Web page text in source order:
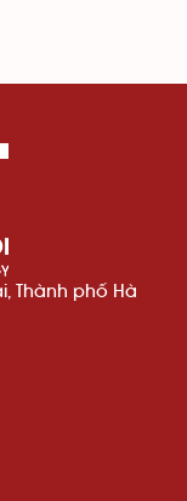
Thành phố Hà